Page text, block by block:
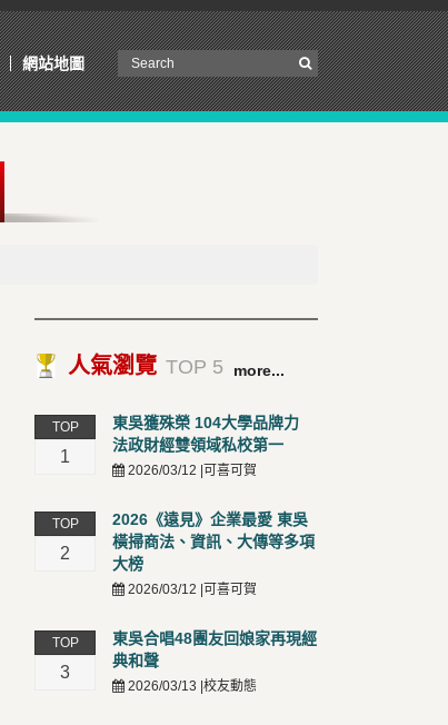
網站地圖
人氣瀏覽 TOP 5 more...
TOP
1
東吳獲殊榮 104大學品牌力
法政財經雙領域私校第一
2026/03/12 |可喜可賀
TOP
2
2026《遠見》企業最愛 東吳
橫掃商法、資訊、大傳等多項
大榜
2026/03/12 |可喜可賀
TOP
3
東吳合唱48團友回娘家再現經
典和聲
2026/03/13 |校友動態